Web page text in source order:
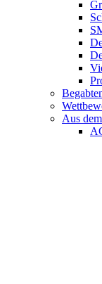
Aus